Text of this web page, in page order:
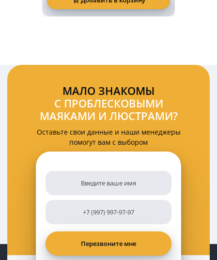
фонарь
безопасности
МАЛО ЗНАКОМЫ
С ПРОБЛЕСКОВЫМИ
МАЯКАМИ И ЛЮСТРАМИ?
Оставьте свои данные и наши менеджеры
помогут вам с выбором